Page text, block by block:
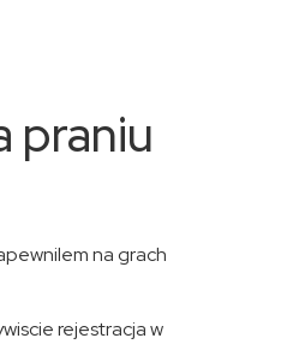
praniu
na grach
rejestracja w